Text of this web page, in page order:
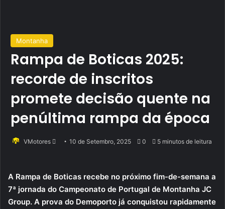
Montanha
Rampa de Boticas 2025:
recorde de inscritos
promete decisão quente na
penúltima rampa da época
VMotores
Send10 de Setembro, 2025 0 5 minutos de leitura
A Rampa de Boticas recebe no próximo fim-de-semana a
7ª jornada do Campeonato de Portugal de Montanha JC
Group. A prova do Demoporto já conquistou rapidamente